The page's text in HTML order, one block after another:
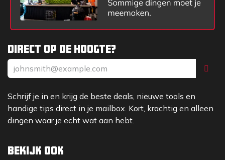
Direct op de hoogte?
Schrijf je in en krijg de beste deals, nieuwe tools en
handige tips direct in je mailbox. Kort, krachtig en alleen
dingen waar je echt wat aan hebt.
Bekijk ook